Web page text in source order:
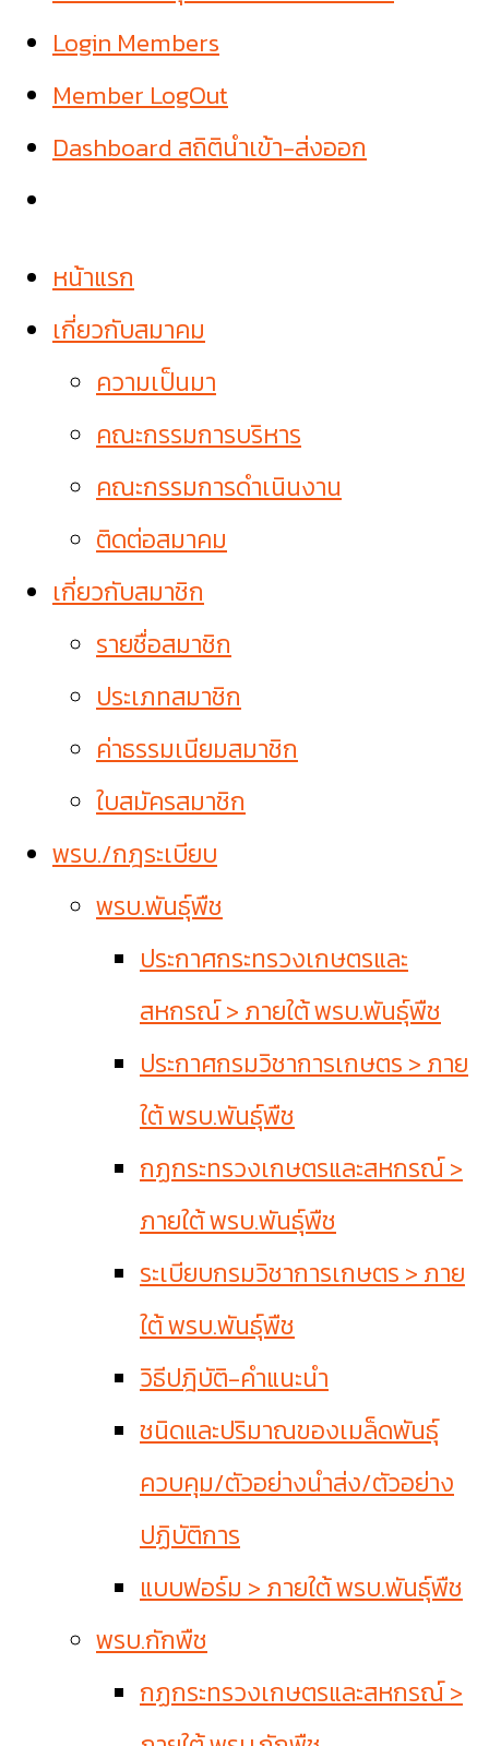
Login Members
Member LogOut
Dashboard สถิตินำเข้า-ส่งออก
หน้าแรก
เกี่ยวกับสมาคม
ความเป็นมา
คณะกรรมการบริหาร
คณะกรรมการดำเนินงาน
ติดต่อสมาคม
เกี่ยวกับสมาชิก
รายชื่อสมาชิก
ประเภทสมาชิก
ค่าธรรมเนียมสมาชิก
ใบสมัครสมาชิก
พรบ./กฎระเบียบ
พรบ.พันธุ์พืช
ประกาศกระทรวงเกษตรและ
สหกรณ์ > ภายใต้ พรบ.พันธุ์พืช
ประกาศกรมวิชาการเกษตร > ภาย
ใต้ พรบ.พันธุ์พืช
กฏกระทรวงเกษตรและสหกรณ์ >
ภายใต้ พรบ.พันธุ์พืช
ระเบียบกรมวิชาการเกษตร > ภาย
ใต้ พรบ.พันธุ์พืช
วิธีปฎิบัติ-คำแนะนำ
ชนิดและปริมาณของเมล็ดพันธุ์
ควบคุม/ตัวอย่างนำส่ง/ตัวอย่าง
ปฏิบัติการ
แบบฟอร์ม > ภายใต้ พรบ.พันธุ์พืช
พรบ.กักพืช
กฏกระทรวงเกษตรและสหกรณ์ >